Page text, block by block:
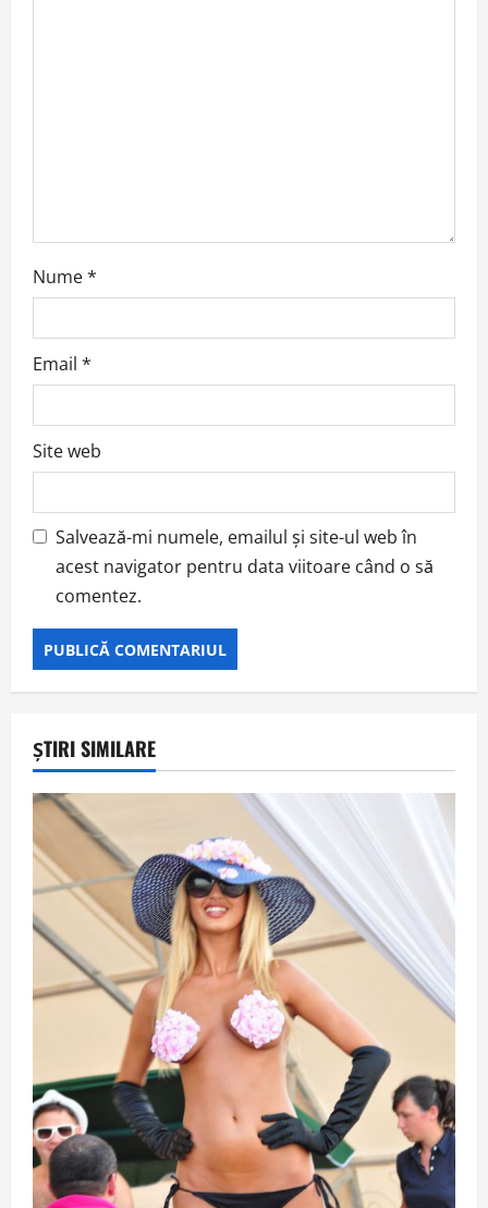
Nume*
Email *
Site web
Salvează-mi numele, emailul și site-ul web în
acest navigator pentru data viitoare când o să
comentez.
ȘTIRI SIMILARE